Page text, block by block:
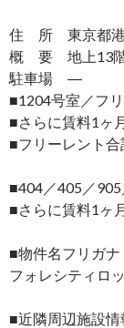
住 所 東京都港
概 要 地上13階
駐車場 ―
■1204号室／フ
■さらに賃料1ヶ
■フリーレント
■404／405／
■さらに賃料1ヶ
■物件名フリガナ
フォレシティロ
■近隣周辺施設情